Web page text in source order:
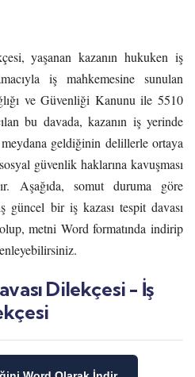
yaşanan kazanın hukuken iş
iş mahkemesine sunulan
ve Güvenliği Kanunu ile 5510
bu davada, kazanın iş yerinde
geldiğinin delillerle ortaya
güvenlik haklarına kavuşması
Aşağıda, somut duruma göre
güncel bir iş kazası tespit davası
metni Word formatında indirip
Dilekçesi - İş